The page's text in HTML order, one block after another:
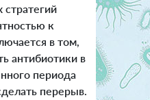
стратегий
к
в том,
антибиотики в
периода
перерыв.